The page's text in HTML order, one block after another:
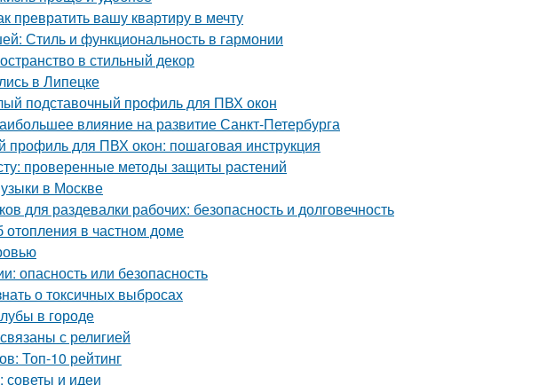
вашу квартиру в мечту
Стиль и функциональность в гармонии
в стильный декор
в Липецке
подставочный профиль для ПВХ окон
влияние на развитие Санкт-Петербурга
профиль для ПВХ окон: пошаговая инструкция
проверенные методы защиты растений
в Москве
для раздевалки рабочих: безопасность и долговечность
в частном доме
опасность или безопасность
о токсичных выбросах
в городе
с религией
Топ-10 рейтинг
советы и идеи